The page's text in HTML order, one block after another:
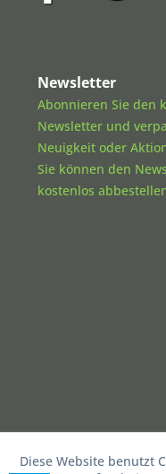
Newsletter
Abonnieren Sie den
Newsletter und
Neuigkeit oder
Sie können den
kostenlos
Diese Website benutzt